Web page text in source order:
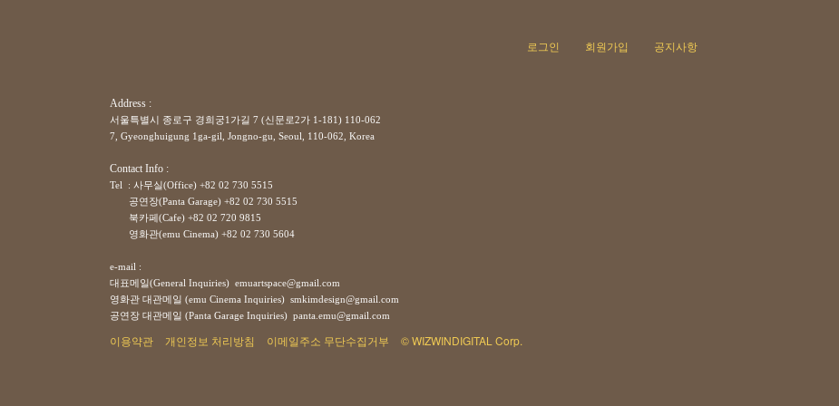
로그인 회원가입 공지사항
Address :
서울특별시 종로구 경희궁1가길 7 (신문로2가 1-181) 110-062
7, Gyeonghuigung 1ga-gil, Jongno-gu, Seoul, 110-062, Korea
Contact Info :
Tel : 사무실(Office) +82 02 730 5515
공연장(Panta Garage) +82 02 730 5515
북카페(Cafe) +82 02 720 9815
영화관(emu Cinema) +82 02 730 5604
e-mail :
대표메일(General Inquiries) emuartspace@gmail.com
영화관 대관메일 (emu Cinema Inquiries) smkimdesign@gmail.com
공연장 대관메일 (Panta Garage Inquiries) panta.emu@gmail.com
이용약관 개인정보 처리방침 이메일주소 무단수집거부 © WIZWINDIGITAL Corp.